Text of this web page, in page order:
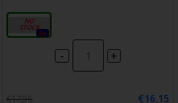
20 ml
0x
- +
€17,95
€16,15